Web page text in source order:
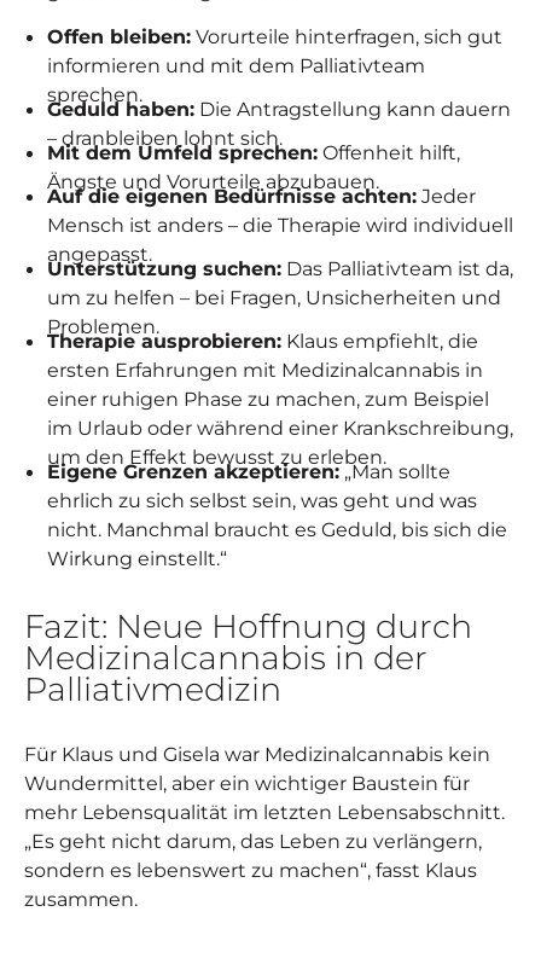
Offen bleiben: Vorurteile hinterfragen, sich gut
informieren und mit dem Palliativteam
sprechen.
Geduld haben: Die Antragstellung kann dauern
– dranbleiben lohnt sich.
Mit dem Umfeld sprechen: Offenheit hilft,
Ängste und Vorurteile abzubauen.
Auf die eigenen Bedürfnisse achten: Jeder
Mensch ist anders – die Therapie wird individuell
angepasst.
Unterstützung suchen: Das Palliativteam ist da,
um zu helfen – bei Fragen, Unsicherheiten und
Problemen.
Therapie ausprobieren: Klaus empfiehlt, die
ersten Erfahrungen mit Medizinalcannabis in
einer ruhigen Phase zu machen, zum Beispiel
im Urlaub oder während einer Krankschreibung,
um den Effekt bewusst zu erleben.
Eigene Grenzen akzeptieren:„Man sollte
ehrlich zu sich selbst sein, was geht und was
nicht. Manchmal braucht es Geduld, bis sich die
Wirkung einstellt.“
Fazit: Neue Hoffnung durch
Medizinalcannabis in der
Palliativmedizin
Für Klaus und Gisela war Medizinalcannabis kein
Wundermittel, aber ein wichtiger Baustein für
mehr Lebensqualität im letzten Lebensabschnitt.
„Es geht nicht darum, das Leben zu verlängern,
sondern es lebenswert zu machen“, fasst Klaus
zusammen.